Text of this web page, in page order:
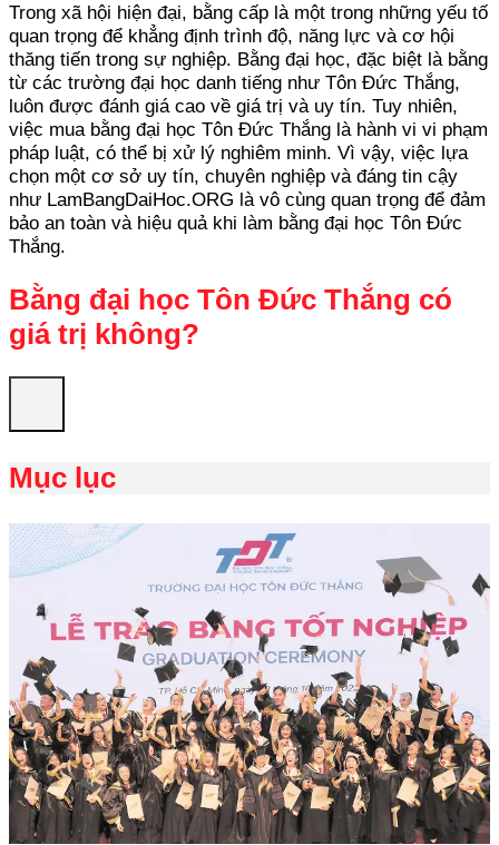
Trong xã hội hiện đại, bằng cấp là một trong những yếu tố
quan trọng để khẳng định trình độ, năng lực và cơ hội
thăng tiến trong sự nghiệp. Bằng đại học, đặc biệt là bằng
từ các trường đại học danh tiếng như Tôn Đức Thắng,
luôn được đánh giá cao về giá trị và uy tín. Tuy nhiên,
việc mua bằng đại học Tôn Đức Thắng là hành vi vi phạm
pháp luật, có thể bị xử lý nghiêm minh. Vì vậy, việc lựa
chọn một cơ sở uy tín, chuyên nghiệp và đáng tin cậy
như LamBangDaiHoc.ORG là vô cùng quan trọng để đảm
bảo an toàn và hiệu quả khi làm bằng đại học Tôn Đức
Thắng.
Bằng đại học Tôn Đức Thắng có
giá trị không?
Mục lục